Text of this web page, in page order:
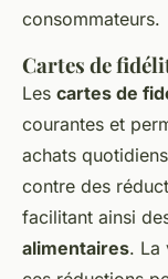
consommateurs.
Cartes de
Les cartes de
courantes et
achats
contre des
facilitant ainsi
alimentaires. La